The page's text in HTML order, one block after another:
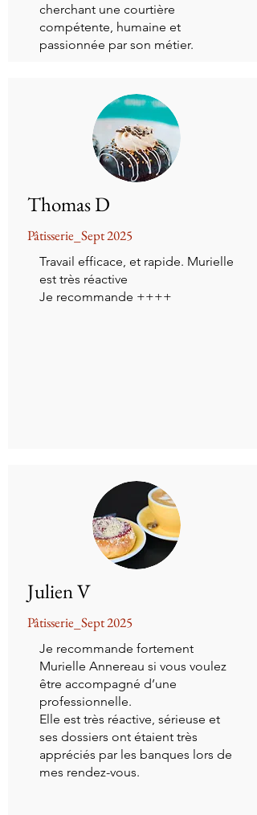
cherchant une courtière
compétente, humaine et
passionnée par son métier.
Thomas D
Pâtisserie_Sept 2025
Travail efficace, et rapide. Murielle
est très réactive
Je recommande ++++
Julien V
Pâtisserie_Sept 2025
Je recommande fortement
Murielle Annereau si vous voulez
être accompagné d’une
professionnelle.
Elle est très réactive, sérieuse et
ses dossiers ont étaient très
appréciés par les banques lors de
mes rendez-vous.